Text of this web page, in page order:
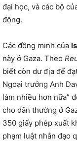
đại học, và các bộ
động.
Các đồng minh của
này ở Gaza. Theo
biết còn dư địa để
Ngoại trưởng Anh
làm nhiều hơn nữa”
cho dân thường ở
350 giấy phép xuất
phạm luật nhân đạo